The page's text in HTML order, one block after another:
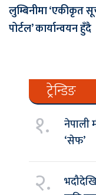
लुम्बिनीमा ‘एकीकृत
पोर्टल’ कार्यान्वयन हुँदै
ट्रेन्डिङ
१.
नेपाली
‘सेफ’
२.